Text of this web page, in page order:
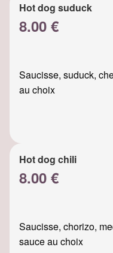
Hot dog suduck
8.00 €
Saucisse, suduck,
au choix
Hot dog chili
8.00 €
Saucisse, chorizo,
sauce au choix